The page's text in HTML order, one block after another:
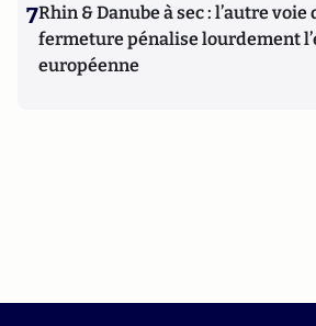
7Rhin & Danube à sec : l’autre voie
fermeture pénalise lourdement
européenne